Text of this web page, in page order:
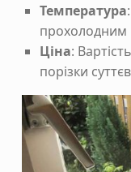
Температура
прохолодним
Ціна:
порізки